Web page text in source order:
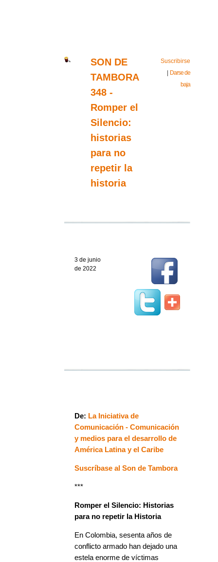
SON DE
TAMBORA
348 -
Romper el
Silencio:
historias
para no
repetir la
historia
Suscribirse
Darse de
baja
3 de junio
de 2022
De: La Iniciativa de
Comunicación - Comunicación
y medios para el desarrollo de
América Latina y el Caribe
Suscríbase al Son de Tambora
***
Romper el Silencio: Historias
para no repetir la Historia
En Colombia, sesenta años de
conflicto armado han dejado una
estela enorme de víctimas